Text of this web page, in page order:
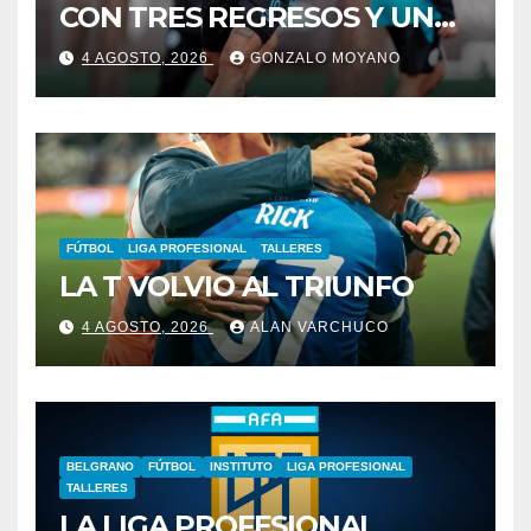
CON TRES REGRESOS Y UNA
BAJA OBLIGADA
4 AGOSTO, 2026 GONZALO MOYANO
FÚTBOL LIGA PROFESIONAL TALLERES
LA T VOLVIO AL TRIUNFO
4 AGOSTO, 2026 ALAN VARCHUCO
BELGRANO FÚTBOL INSTITUTO
LIGA PROFESIONAL
TALLERES